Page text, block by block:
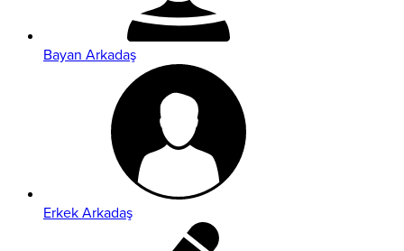
Bayan Arkadaş
Erkek Arkadaş